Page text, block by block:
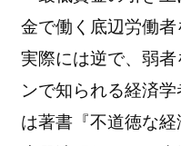
金で働く底辺労働者
実際には逆で、弱
ンで知られる経済
は著書『不道徳な